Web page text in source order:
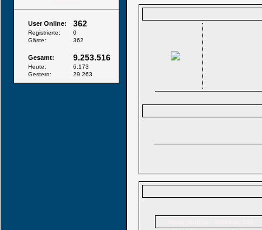
User Online: 362
Registrierte:
0
Gäste:
362
Gesamt: 9.253.516
Heute:
6.173
Gestern:
29.263